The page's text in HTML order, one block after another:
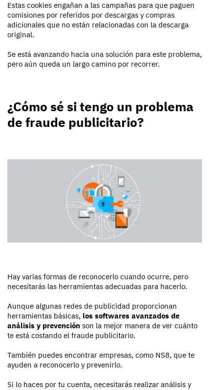
Estas cookies engañan a las campañas para que paguen
comisiones por referidos por descargas y compras
adicionales que no están relacionadas con la descarga
original.
Se está avanzando hacia una solución para este problema,
pero aún queda un largo camino por recorrer.
¿Cómo sé si tengo un problema
de fraude publicitario?
Hay varias formas de reconocerlo cuando ocurre, pero
necesitarás las herramientas adecuadas para hacerlo.
Aunque algunas redes de publicidad proporcionan
herramientas básicas, los softwares avanzados de
análisis y prevención son la mejor manera de ver cuánto
te está costando el fraude publicitario.
También puedes encontrar empresas, como NS8, que te
ayuden a reconocerlo y prevenirlo.
Si lo haces por tu cuenta, necesitarás realizar análisis y